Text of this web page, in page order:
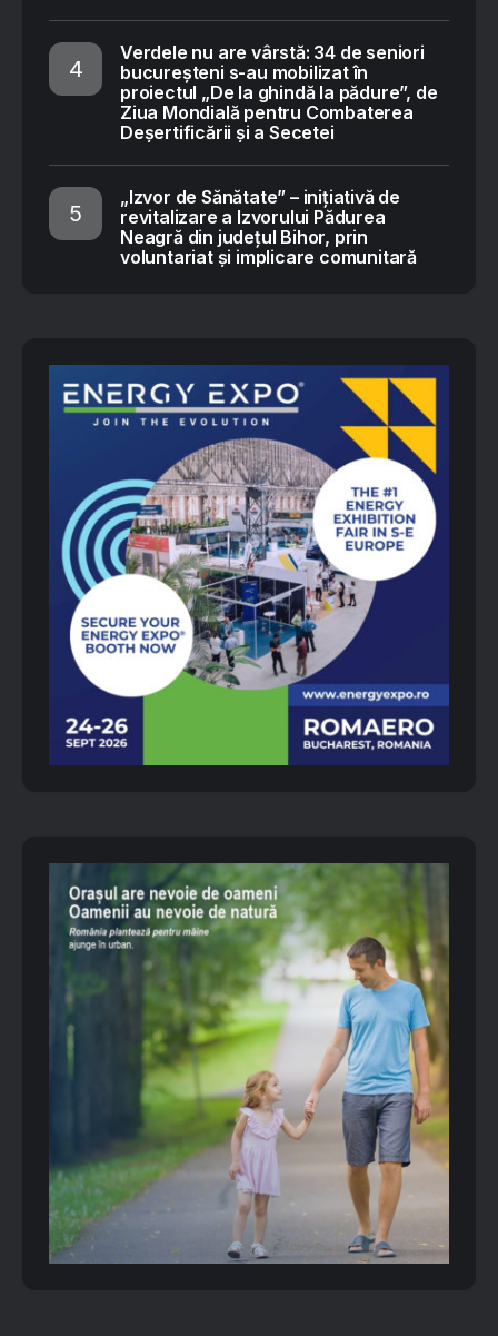
Verdele nu are vârstă: 34 de seniori
bucureșteni s-au mobilizat în
proiectul „De la ghindă la pădure”, de
Ziua Mondială pentru Combaterea
Deșertificării și a Secetei
„Izvor de Sănătate” – inițiativă de
revitalizare a Izvorului Pădurea
Neagră din județul Bihor, prin
voluntariat și implicare comunitară